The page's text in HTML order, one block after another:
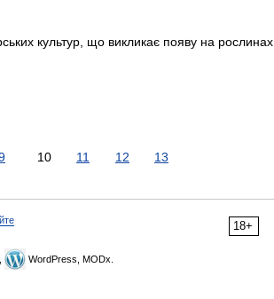
культур, що викликає появу на рослинах
10 11 12 13
18+
WordPress, MODx.